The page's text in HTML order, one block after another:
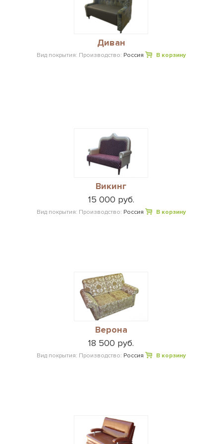
Диван
Вид покрытия: Производство: Россия В корзину
Викинг
15 000 руб.
Вид покрытия: Производство: Россия В корзину
Верона
18 500 руб.
Вид покрытия: Производство: Россия В корзину